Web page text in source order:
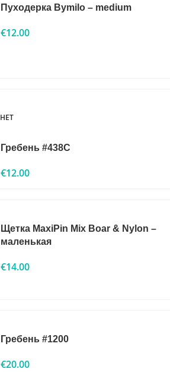
Пуходерка Bymilo – medium
€12.00
НЕТ
Гребень #438C
€12.00
Щетка MaxiPin Mix Boar & Nylon –
маленькая
€14.00
Гребень #1200
€20.00